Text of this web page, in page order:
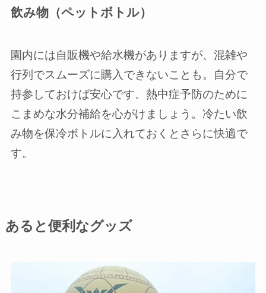
飲み物（ペットボトル）
園内には自販機や給水機がありますが、混雑や
行列でスムーズに購入できないことも。自分で
持参しておけば安心です。熱中症予防のために
こまめな水分補給を心がけましょう。冷たい飲
み物を保冷ボトルに入れておくとさらに快適で
す。
あると便利なグッズ